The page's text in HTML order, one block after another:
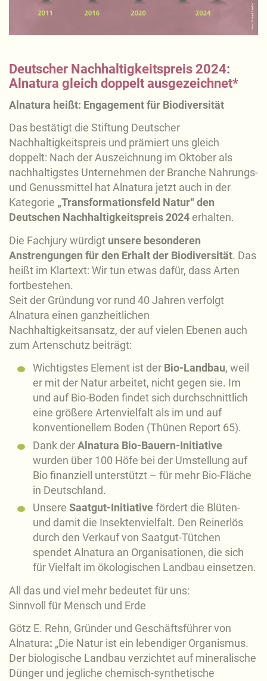
Deutscher Nachhaltigkeitspreis 2024:
Alnatura gleich doppelt ausgezeichnet*
Alnatura heißt: Engagement für Biodiversität
Das bestätigt die Stiftung Deutscher
Nachhaltigkeitspreis und prämiert uns gleich
doppelt: Nach der Auszeichnung im Oktober als
nachhaltigstes Unternehmen der Branche Nahrungs-
und Genussmittel hat Alnatura jetzt auch in der
Kategorie „Transformationsfeld Natur“ den
Deutschen Nachhaltigkeitspreis 2024 erhalten.
Die Fachjury würdigt unsere besonderen
Anstrengungen für den Erhalt der Biodiversität. Das
heißt im Klartext: Wir tun etwas dafür, dass Arten
fortbestehen.
Seit der Gründung vor rund 40 Jahren verfolgt
Alnatura einen ganzheitlichen
Nachhaltigkeitsansatz, der auf vielen Ebenen auch
zum Artenschutz beiträgt:
Wichtigstes Element ist der Bio-Landbau, weil
er mit der Natur arbeitet, nicht gegen sie. Im
und auf Bio-Boden findet sich durchschnittlich
eine größere Artenvielfalt als im und auf
konventionellem Boden (Thünen Report 65).
Dank derAlnatura Bio-Bauern-Initiative
wurden über 100 Höfe bei der Umstellung auf
Bio finanziell unterstützt – für mehr Bio-Fläche
in Deutschland.
Unsere Saatgut-Initiativefördert die Blüten-
und damit die Insektenvielfalt. Den Reinerlös
durch den Verkauf von Saatgut-Tütchen
spendet Alnatura an Organisationen, die sich
für Vielfalt im ökologischen Landbau einsetzen.
All das und viel mehr bedeutet für uns:
Sinnvoll für Mensch und Erde
Götz E. Rehn, Gründer und Geschäftsführer von
Alnatura: „Die Natur ist ein lebendiger Organismus.
Der biologische Landbau verzichtet auf mineralische
Dünger und jegliche chemisch-synthetische